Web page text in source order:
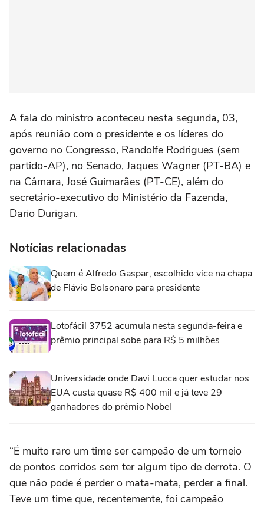
A fala do ministro aconteceu nesta segunda, 03,
após reunião com o presidente e os líderes do
governo no Congresso, Randolfe Rodrigues (sem
partido-AP), no Senado, Jaques Wagner (PT-BA) e
na Câmara, José Guimarães (PT-CE), além do
secretário-executivo do Ministério da Fazenda,
Dario Durigan.
Notícias relacionadas
Quem é Alfredo Gaspar, escolhido vice na chapa
de Flávio Bolsonaro para presidente
Lotofácil 3752 acumula nesta segunda-feira e
prêmio principal sobe para R$ 5 milhões
Universidade onde Davi Lucca quer estudar nos
EUA custa quase R$ 400 mil e já teve 29
ganhadores do prêmio Nobel
“É muito raro um time ser campeão de um torneio
de pontos corridos sem ter algum tipo de derrota. O
que não pode é perder o mata-mata, perder a final.
Teve um time que, recentemente, foi campeão